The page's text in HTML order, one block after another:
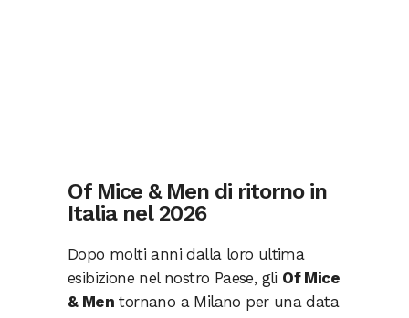
Of Mice & Men di ritorno in
Italia nel 2026
Dopo molti anni dalla loro ultima
esibizione nel nostro Paese, gli Of Mice
& Men tornano a Milano per una data